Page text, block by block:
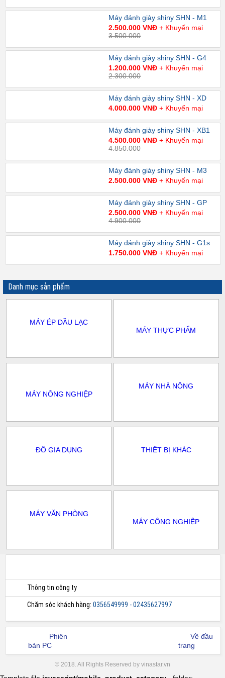
Máy đánh giày shiny SHN - M1
2.500.000 VNĐ+ Khuyến mại
3.500.000
Máy đánh giày shiny SHN - G4
1.200.000 VNĐ+ Khuyến mại
2.300.000
Máy đánh giày shiny SHN - XD
4.000.000 VNĐ+ Khuyến mại
Máy đánh giày shiny SHN - XB1
4.500.000 VNĐ+ Khuyến mại
4.850.000
Máy đánh giày shiny SHN - M3
2.500.000 VNĐ+ Khuyến mại
Máy đánh giày shiny SHN - GP
2.500.000 VNĐ+ Khuyến mại
4.900.000
Máy đánh giày shiny SHN - G1s
1.750.000 VNĐ+ Khuyến mại
Danh mục sản phẩm
MÁY ÉP DẦU LẠC
MÁY THỰC PHẨM
MÁY NÔNG NGHIỆP
MÁY NHÀ NÔNG
ĐỒ GIA DỤNG THIẾT BỊ KHÁC
MÁY VĂN PHÒNG
MÁY CÔNG NGHIỆP
Thông tin công ty
Chăm sóc khách hàng: 0356549999 - 02435627997
Phiên
bản PC
Về đầu
trang
© 2018. All Rights Reserved by vinastar.vn